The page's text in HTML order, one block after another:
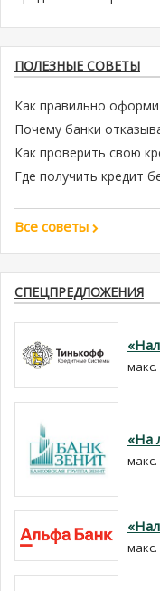
ПОЛЕЗНЫЕ СОВЕТЫ
Как правильно
Почему банки
Как проверить свою
Где получить кредит
Все советы
СПЕЦПРЕДЛОЖЕНИЯ
«На